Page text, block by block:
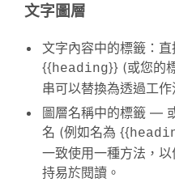
文字圖層
文字內容中的標籤：
{{heading}} (或您的
串可以替換為透過工
圖層名稱中的標籤 —
名 (例如名為 {{
一致使用一種方法，
持易於閱讀。